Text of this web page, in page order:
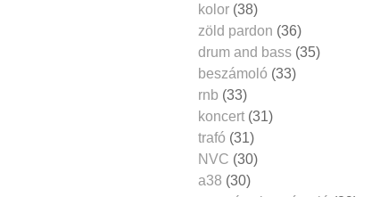
kolor (38)
zöld pardon (36)
drum and bass (35)
beszámoló (33)
rnb (33)
koncert (31)
trafó (31)
NVC (30)
a38 (30)